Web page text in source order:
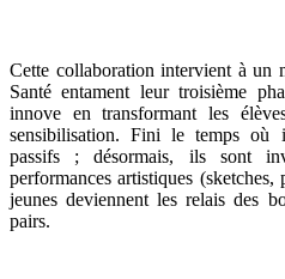
Cette collaboration intervient à un
Santé entament leur troisième
innove en transformant les
sensibilisation. Fini le temps où
passifs ; désormais, ils sont
performances artistiques (sketches,
jeunes deviennent les relais des
pairs.